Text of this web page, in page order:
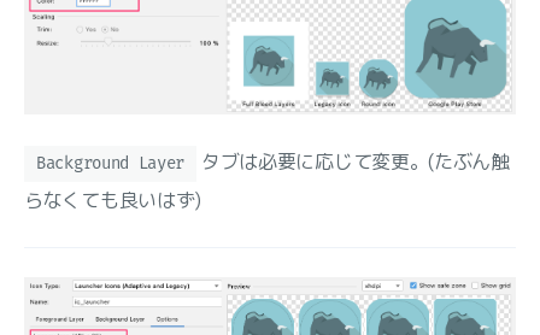
Background Layer
タブは必要に応じて変更。(たぶん触
らなくても良いはず)